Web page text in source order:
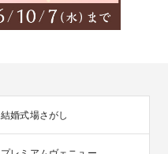
結婚式場さがし